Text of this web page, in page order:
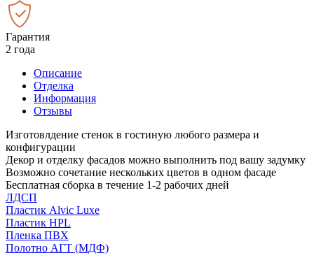
Гарантия
2 года
Описание
Отделка
Информация
Отзывы
Изготовлдение стенок в гостиную любого размера и
конфигурации
Декор и отделку фасадов можно выполнить под вашу задумку
Возможно сочетание нескольких цветов в одном фасаде
Бесплатная сборка в течение 1-2 рабочих дней
ЛДСП
Пластик Alvic Luxe
Пластик HPL
Пленка ПВХ
Полотно АГТ (МДФ)